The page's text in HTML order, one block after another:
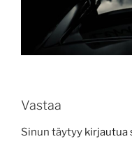
Vastaa
Sinun täytyy kirjautua